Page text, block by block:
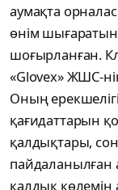
аумақта
өнім шығаратын
шоғырланған.
«Glovex» ЖШС-
Оның
қағидаттарын
қалдықтары,
пайдаланылған
қалдық көлемін